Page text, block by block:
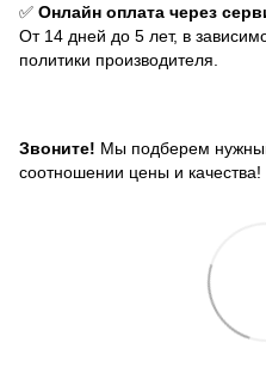
✅ Онлайн оплата через
От 14 дней до 5 лет, в
политики производителя.
Звоните! Мы подберем
соотношении цены и качества!